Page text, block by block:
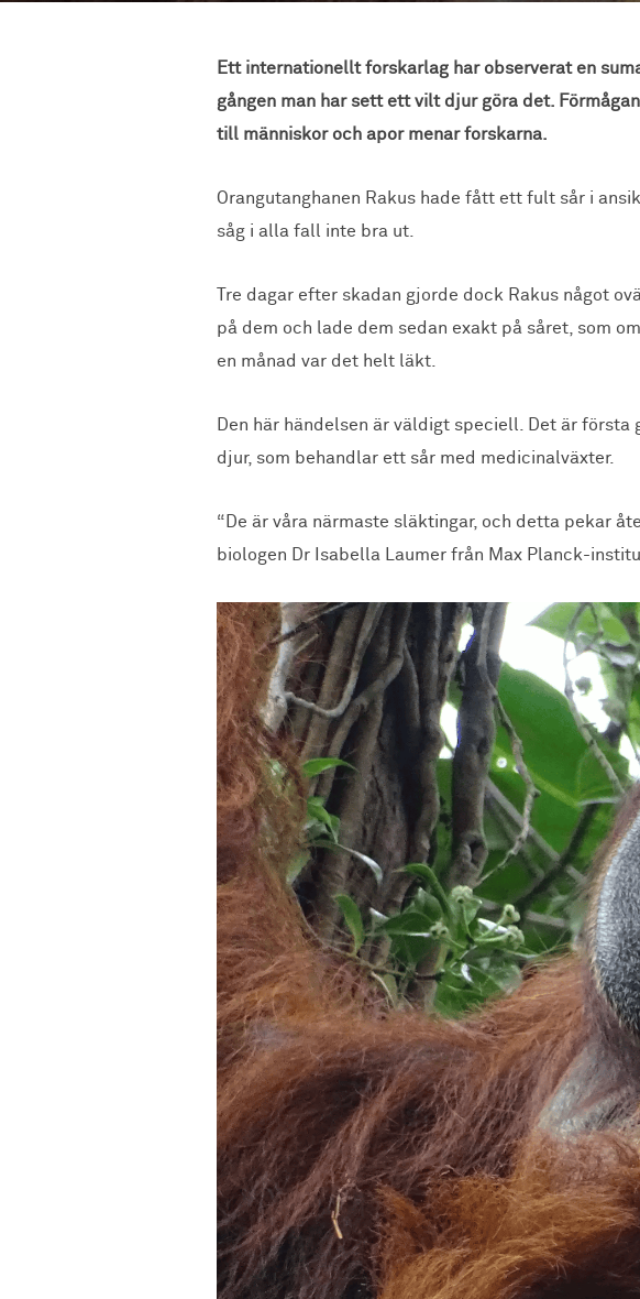
Ett internationellt forskarlag har observerat en
gången man har sett ett vilt djur göra det.
till människor och apor menar forskarna.
Orangutanghanen Rakus hade fått ett fult sår i
såg i alla fall inte bra ut.
Tre dagar efter skadan gjorde dock Rakus något
på dem och lade dem sedan exakt på såret, som
en månad var det helt läkt.
Den här händelsen är väldigt speciell. Det är
djur, som behandlar ett sår med medicinalväxter.
“De är våra närmaste släktingar, och detta pekar
biologen Dr Isabella Laumer från Max Planck-